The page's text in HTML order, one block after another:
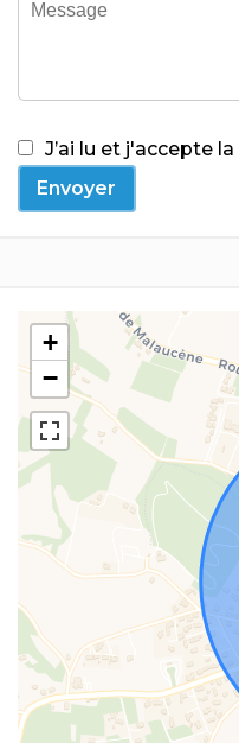
J’ai lu et j'accepte la
Envoyer
+
−